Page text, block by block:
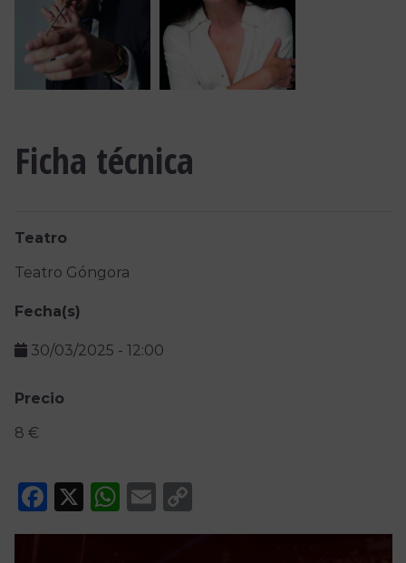
Ficha técnica
Teatro
Teatro Góngora
Fecha(s)
30/03/2025 - 12:00
Precio
8 €
Facebook
X WhatsApp
Email
Copy
Link